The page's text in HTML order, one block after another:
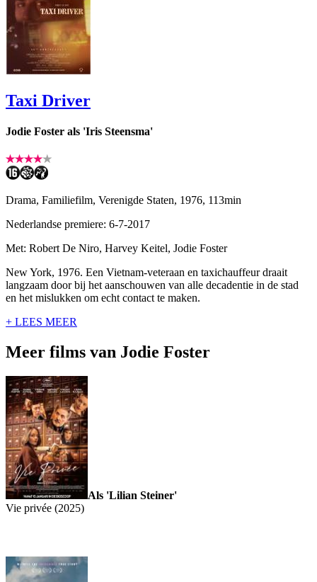
Taxi Driver
Jodie Foster als 'Iris Steensma'
Drama, Familiefilm, Verenigde Staten, 1976, 113min
Nederlandse premiere: 6-7-2017
Met: Robert De Niro, Harvey Keitel, Jodie Foster
New York, 1976. Een Vietnam-veteraan en taxichauffeur draait
langzaam door bij het aanschouwen van alle decadentie in de stad
en het mislukken om echt contact te maken.
+ LEES MEER
Meer films van Jodie Foster
Als 'Lilian Steiner'
Vie privée (2025)